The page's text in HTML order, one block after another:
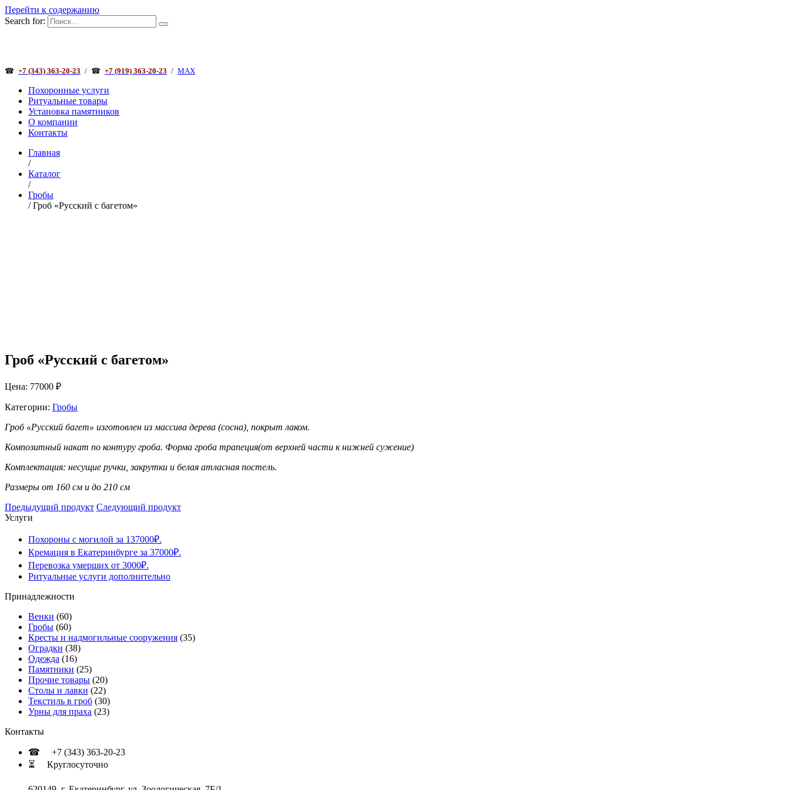
Перейти к содержанию
Search for:
☎ +7 (343) 363-20-23 / ☎ +7 (919) 363-20-23 / MAX
Похоронные услуги
Ритуальные товары
Установка памятников
О компании
Контакты
Главная
/
Каталог
/
Гробы
/ Гроб «Русский с багетом»
Гроб «Русский с багетом»
Цена: 77000 ₽
Категории: Гробы
Гроб «Русский багет» изготовлен из массива дерева (сосна), покрыт лаком.
Композитный накат по контуру гроба. Форма гроба трапеция(от верхней части к нижней сужение)
Комплектация: несущие ручки, закрутки и белая атласная постель.
Размеры от 160 см и до 210 см
Предыдущий продукт Следующий продукт
Услуги
Похороны с могилой за 137000₽.
Кремация в Екатеринбурге за 37000₽.
Перевозка умерших от 3000₽.
Ритуальные услуги дополнительно
Принадлежности
Венки (60)
Гробы (60)
Кресты и надмогильные сооружения (35)
Оградки (38)
Одежда (16)
Памятники (25)
Прочие товары (20)
Столы и лавки (22)
Текстиль в гроб (30)
Урны для праха (23)
Контакты
☎ +7 (343) 363-20-23
⏳ Круглосуточно